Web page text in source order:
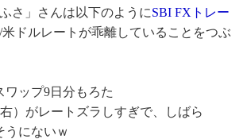
さ」さんは以下のようにSBI FXトレー
ドルレートが乖離していることをつぶ
ワップ9日分もろた
）がレートズラしすぎで、しばら
うにないｗ